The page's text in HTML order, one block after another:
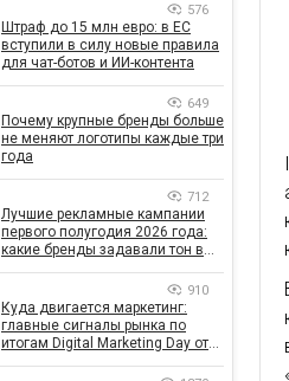
576
Штраф до 15 млн евро: в ЕС
вступили в силу новые правила
для чат-ботов и ИИ-контента
649
Почему крупные бренды больше
не меняют логотипы каждые три
года
712
Лучшие рекламные кампании
первого полугодия 2026 года:
какие бренды задавали тон в
910
Куда двигается маркетинг:
главные сигналы рынка по
итогам Digital Marketing Day от